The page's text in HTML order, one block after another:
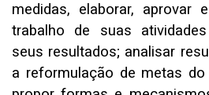
medidas, elaborar, aprovar
trabalho de suas
seus resultados; analisar
a reformulação de metas